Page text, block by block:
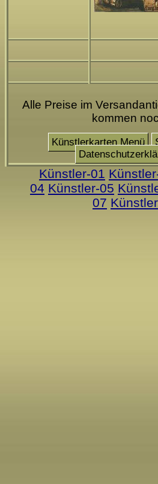
Alle Preise im
kommen
Künstlerkarten Menü
Künstler-01
04 Künstler-05
07